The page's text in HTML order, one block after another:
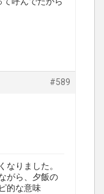
#589
なりました。
がら、夕飯の
的な意味